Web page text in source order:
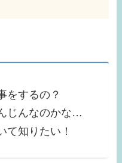
をするの？
じんなのかな…
て知りたい！